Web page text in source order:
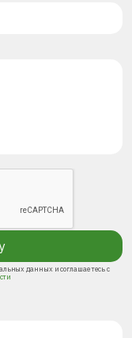
данных и соглашаетесь с